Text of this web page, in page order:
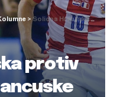
> Solidna Hrvatska protiv solidno loše Francuske na Poljudu: Na kraju možda i (ne)poštenih 1:1
protiv